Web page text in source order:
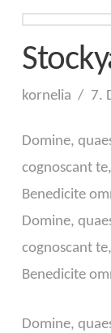
kornelia 7.
Domine,
cognoscant
Benedicite
Domine,
cognoscant
Benedicite
Domine,